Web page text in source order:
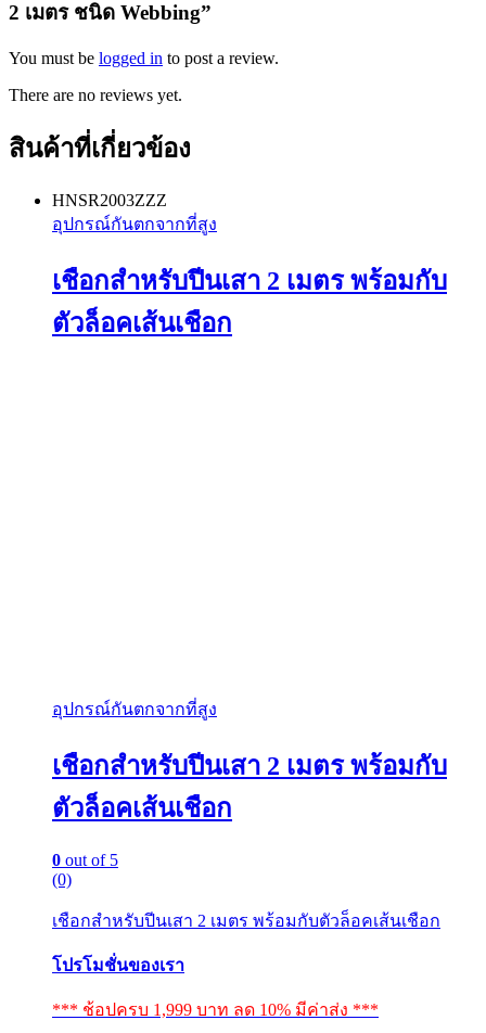
2 เมตร ชนิด Webbing”
You must be logged in to post a review.
There are no reviews yet.
สินค้าที่เกี่ยวข้อง
HNSR2003ZZZ
อุปกรณ์กันตกจากที่สูง
เชือกสำหรับปีนเสา 2 เมตร พร้อมกับ
ตัวล็อคเส้นเชือก
อุปกรณ์กันตกจากที่สูง
เชือกสำหรับปีนเสา 2 เมตร พร้อมกับ
ตัวล็อคเส้นเชือก
0 out of 5
(0)
เชือกสำหรับปีนเสา 2 เมตร พร้อมกับตัวล็อคเส้นเชือก
โปรโมชั่นของเรา
*** ช้อปครบ 1,999 บาท ลด 10% มีค่าส่ง ***